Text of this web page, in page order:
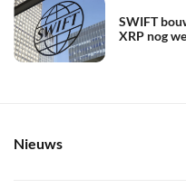
SWIFT
XRP nog
Nieuws